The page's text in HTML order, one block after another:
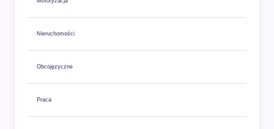
Nieruchomości
Obcojęzyczne
Praca